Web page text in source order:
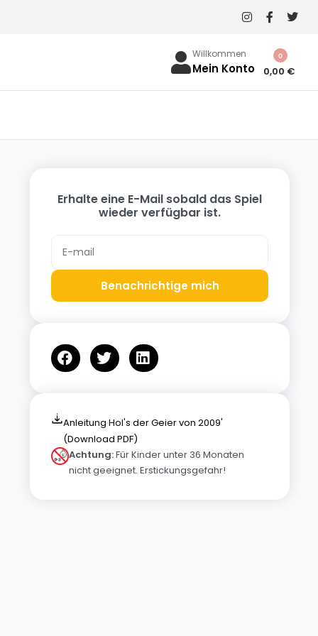
Willkommen
Mein Konto 0,00 €
0
Erhalte eine E-Mail sobald das Spiel
wieder verfügbar ist.
Benachrichtige mich
Anleitung Hol's der Geier von 2009'
(Download PDF)
Achtung:Für Kinder unter 36 Monaten
nicht geeignet. Erstickungsgefahr!